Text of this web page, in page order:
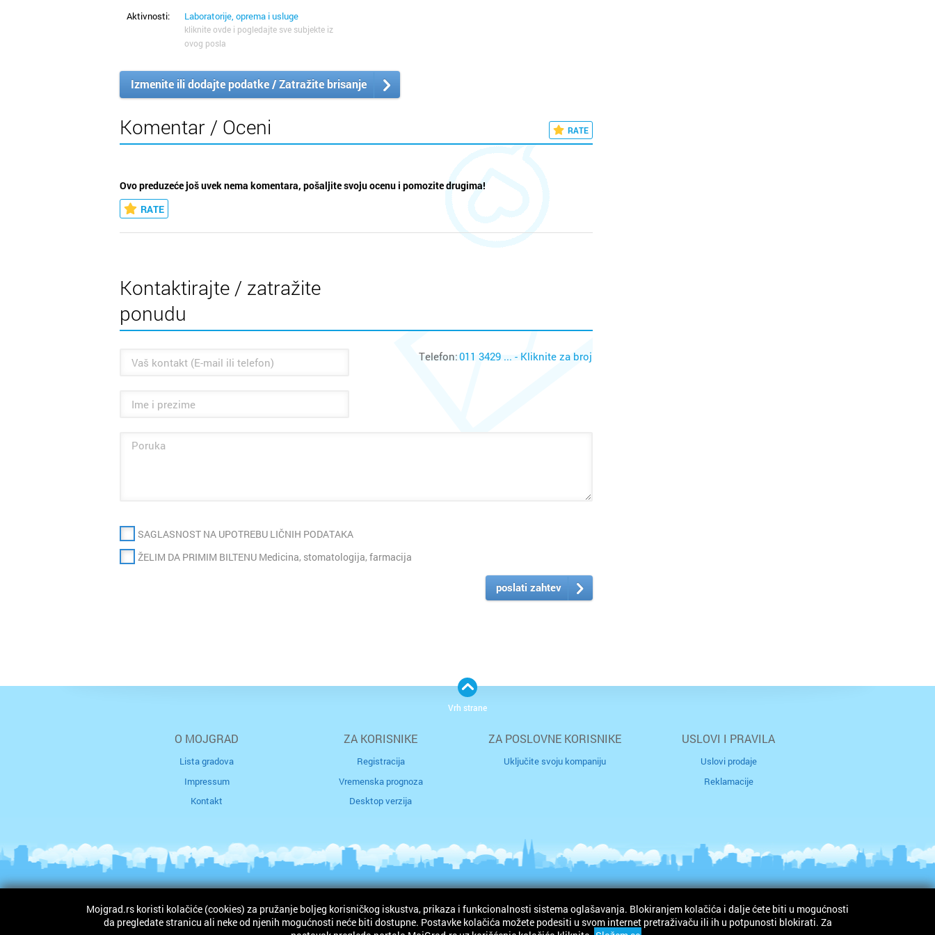
Aktivnosti: Laboratorije, oprema i usluge
kliknite ovde i pogledajte sve subjekte iz
ovog posla
Izmenite ili dodajte podatke / Zatražite brisanje
Komentar / Oceni RATE
Ovo preduzeće još uvek nema komentara, pošaljite svoju ocenu i pomozite drugima!
RATE
Kontaktirajte / zatražite
ponudu
Telefon:011 3429 ... - Kliknite za broj
SAGLASNOST NA UPOTREBU LIČNIH PODATAKA
ŽELIM DA PRIMIM BILTENU Medicina, stomatologija, farmacija
poslati zahtev
O MOJGRAD
Lista gradova
Impressum
Kontakt
ZA KORISNIKE
Registracija
Vremenska prognoza
Desktop verzija
ZA POSLOVNE KORISNIKE
Uključite svoju kompaniju
USLOVI I PRAVILA
Uslovi prodaje
Reklamacije
Autorska prava © 2026. mojgrad.rs. Sva prava zadržana. © Idoneus doo
Vrh strane
Mojgrad.rs koristi kolačiće (cookies) za pružanje boljeg korisničkog iskustva, prikaza i funkcionalnosti sistema oglašavanja. Blokiranjem kolačića i dalje ćete biti u mogućnosti
da pregledate stranicu ali neke od njenih mogućnosti neće biti dostupne. Postavke kolačića možete podesiti u svom internet pretraživaču ili ih u potpunosti blokirati. Za